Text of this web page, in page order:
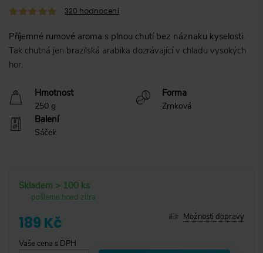
320 hodnocení
Příjemné rumové aroma s plnou chutí bez náznaku kyselosti.
Tak chutná jen brazilská arabika dozrávající v chladu vysokých
hor.
Hmotnost
250 g
Forma
Zrnková
Balení
Sáček
Skladem > 100 ks
pošleme hned zítra
189 Kč
Vaše cena s DPH
Možnosti dopravy